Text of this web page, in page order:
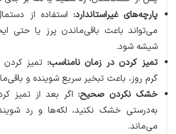
پارچه‌های غیراستاندارد: استفاده از
می‌تواند باعث باقی‌ماندن پرز یا
شیشه شود.
تمیز کردن در زمان نامناسب: تمیز
گرم روز، باعث تبخیر سریع شوینده و
خشک نکردن صحیح: اگر بعد از تمیز
به‌درستی خشک نکنید، لکه‌ها و رد
می‌ماند.